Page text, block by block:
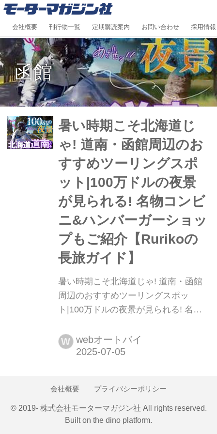
会社概要 刊行物一覧 定期購読案内 お問い合わせ 採用情報
函館
暑い時期こそ北海道じ
ゃ! 道南・函館周辺のお
すすめツーリングスポ
ット|100万ドルの夜景
が見られる! 名物コンビ
ニ&ハンバーガーショッ
プもご紹介【Rurikoの
長旅ガイド】
暑い時期こそ北海道じゃ! 道南・函館
周辺のおすすめツーリングスポッ
ト|100万ドルの夜景が見られる! 名物
紹介【Rurikoの長旅ガイド】 日本中を
バイクで旅したオートバイ女子部の
の企画。今回は北海道・道南地域にフ
ォーカスしてお届けします。
談:Ruriko/写真:Ruriko/まとめ:大冨 涼
W webオートバイ
会社概要 プライバシーポリシー
© 2019- 株式会社モーターマガジン社 All rights reserved.
Built on the dino platform.